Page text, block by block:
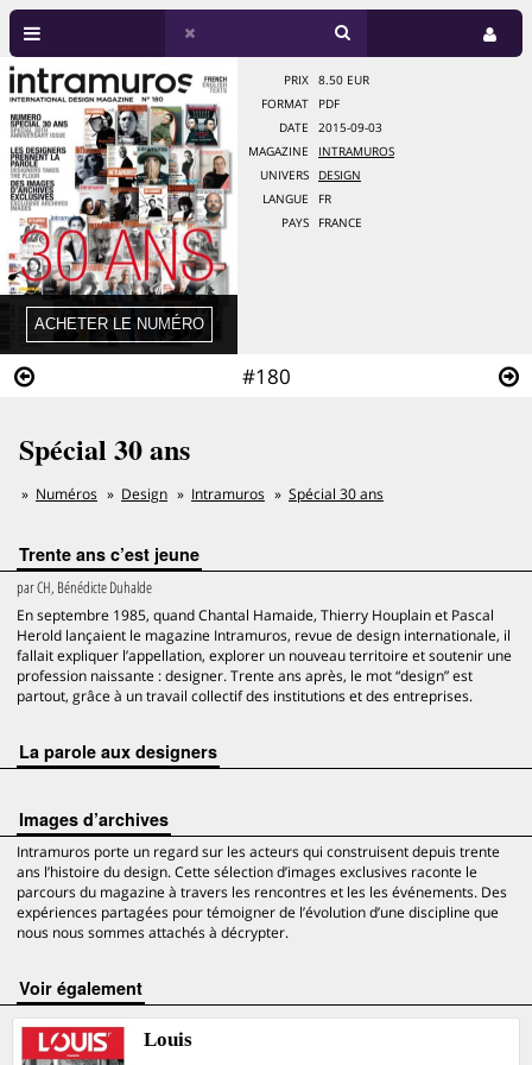
#180
PRIX
8.50 EUR
FORMAT
PDF
DATE
2015-09-03
MAGAZINE
INTRAMUROS
UNIVERS
DESIGN
LANGUE
FR
PAYS
FRANCE
Spécial 30 ans
Numéros Design Intramuros Spécial 30 ans
Trente ans c’est jeune
parCH, Bénédicte Duhalde
En septembre 1985, quand Chantal Hamaide, Thierry Houplain et Pascal
Herold lançaient le magazine Intramuros, revue de design internationale, il
fallait expliquer l’appellation, explorer un nouveau territoire et soutenir une
profession naissante : designer. Trente ans après, le mot “design” est
partout, grâce à un travail collectif des institutions et des entreprises.
La parole aux designers
Images d’archives
Intramuros porte un regard sur les acteurs qui construisent depuis trente
ans l’histoire du design. Cette sélection d’images exclusives raconte le
parcours du magazine à travers les rencontres et les les événements. Des
expériences partagées pour témoigner de l’évolution d’une discipline que
nous nous sommes attachés à décrypter.
voir également
Louis